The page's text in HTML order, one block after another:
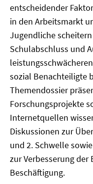
entscheidender
in den Arbeitsmarkt
Jugendliche
Schulabschluss und
sozial Benachteiligte
Themendossier
Forschungsprojekte
Internetquellen
Diskussionen zur
und 2. Schwelle
zur Verbesserung
Beschäftigung.